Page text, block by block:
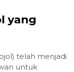
yang
telah menjadi
untuk